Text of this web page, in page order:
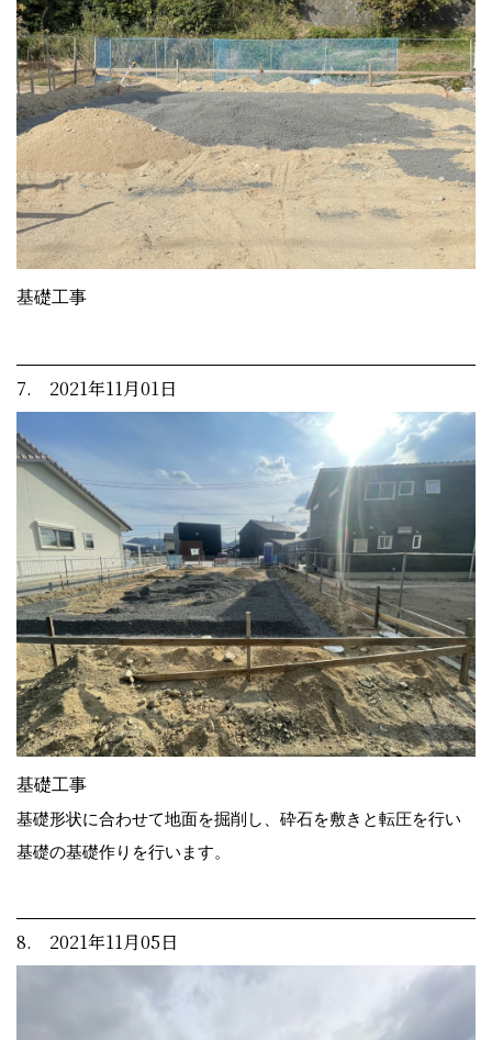
基礎工事
7. 2021年11月01日
基礎工事
基礎形状に合わせて地面を掘削し、砕石を敷きと転圧を行い
基礎の基礎作りを行います。
8. 2021年11月05日